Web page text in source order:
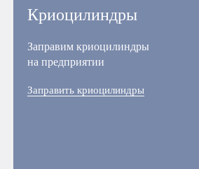
Криоцилиндры
Заправим криоцилиндры
на предприятии
Заправить криоцилиндры